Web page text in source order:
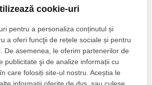
cookie-uri
pentru a personaliza conținutul și
a oferi funcţii de rețele sociale și pentru
De asemenea, le oferim partenerilor de
publicitate şi de analize informații cu
care folosiți site-ul nostru. Aceștia le